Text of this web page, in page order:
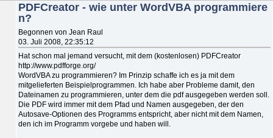
PDFCreator - wie unter WordVBA programmiere
n?
Begonnen von Jean Raul
03. Juli 2008, 22:35:12
Hat schon mal jemand versucht, mit dem (kostenlosen) PDFCreator
http://www.pdfforge.org/
WordVBA zu programmieren? Im Prinzip schaffe ich es ja mit dem
mitgelieferten Beispielprogrammen. Ich habe aber Probleme damit, den
Dateinamen zu programmieren, unter dem die pdf ausgegeben werden soll.
Die PDF wird immer mit dem Pfad und Namen ausgegeben, der den
Autosave-Optionen des Programms entspricht, aber nicht mit dem Namen,
den ich im Programm vorgebe und haben will.